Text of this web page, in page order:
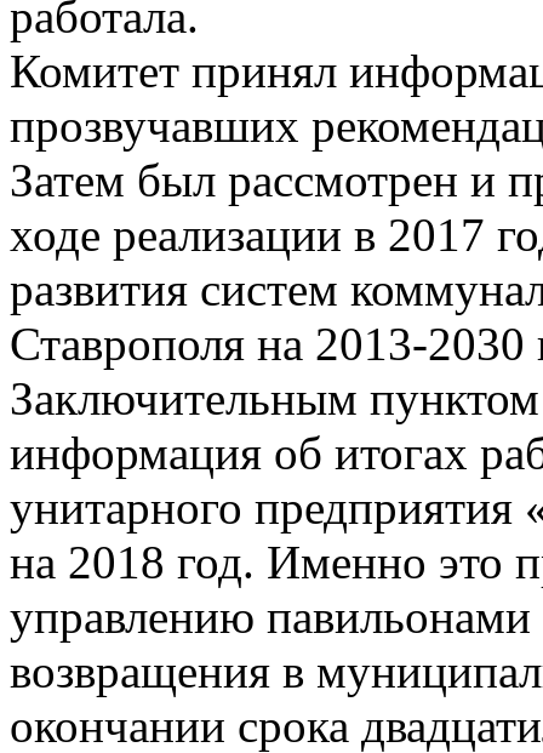
работала.
Комитет принял
прозвучавших
Затем был рассмотрен и
ходе реализации в 2017
развития систем
Ставрополя на 2013-2030
Заключительным пунктом
информация об итогах
унитарного
на 2018 год. Именно это
управлению
возвращения в
окончании срока